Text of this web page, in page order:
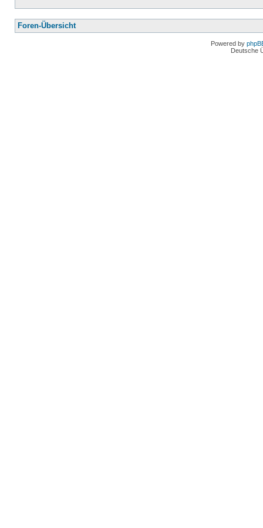
Foren-Übersicht
Powered by
Deutsche